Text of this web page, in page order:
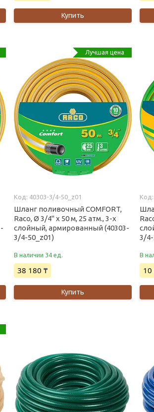
Купить
Лучшая цена
40303-3/4-50_z01
Шланг поливочный COMFORT,
Raco, Ø 3/4" x 50 м, 25 атм., 3-x
слойный, армированный (40303-
3/4-50_z01)
В наличии 34 ед.
38 180 ₸
Купить
3/
В
10